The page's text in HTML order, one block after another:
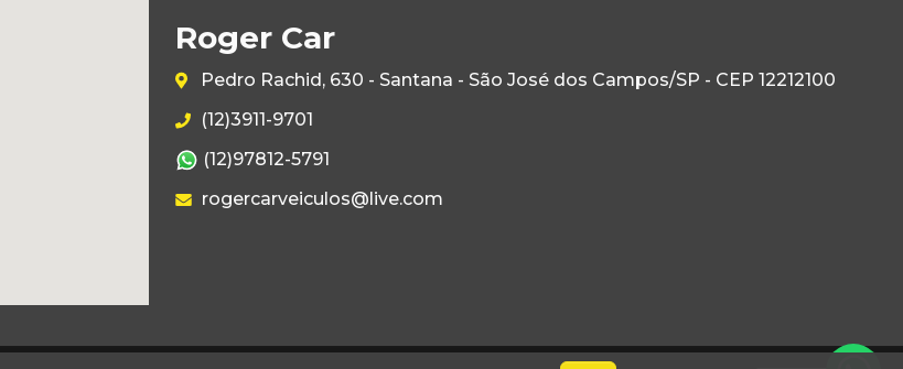
Roger Car
Pedro Rachid, 630 - Santana - São José dos Campos/SP - CEP 12212100
(12)3911-9701
(12)97812-5791
rogercarveiculos@live.com